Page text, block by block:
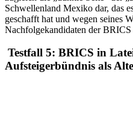
Schwellenland Mexiko dar, das
geschafft hat und wegen seines
Nachfolgekandidaten der
Testfall 5: BRICS in
Aufsteigerbündnis als